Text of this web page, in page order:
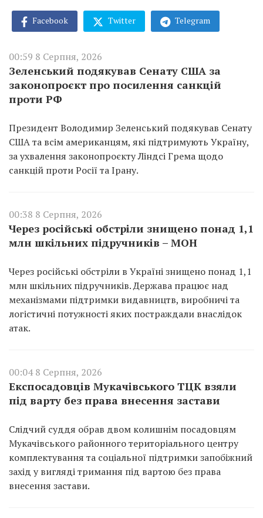
Facebook Twitter Telegram
00:59 8 Серпня, 2026
Зеленський подякував Сенату США за
законопроєкт про посилення санкцій
проти РФ
Президент Володимир Зеленський подякував Сенату
США та всім американцям, які підтримують Україну,
за ухвалення законопроєкту Ліндсі Грема щодо
санкцій проти Росії та Ірану.
00:38 8 Серпня, 2026
Через російські обстріли знищено понад 1,1
млн шкільних підручників – МОН
Через російські обстріли в Україні знищено понад 1,1
млн шкільних підручників. Держава працює над
механізмами підтримки видавництв, виробничі та
логістичні потужності яких постраждали внаслідок
атак.
00:04 8 Серпня, 2026
Експосадовців Мукачівського ТЦК взяли
під варту без права внесення застави
Слідчий суддя обрав двом колишнім посадовцям
Мукачівського районного територіального центру
комплектування та соціальної підтримки запобіжний
захід у вигляді тримання під вартою без права
внесення застави.